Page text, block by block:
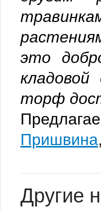
это
торф
Пришвина
Другие